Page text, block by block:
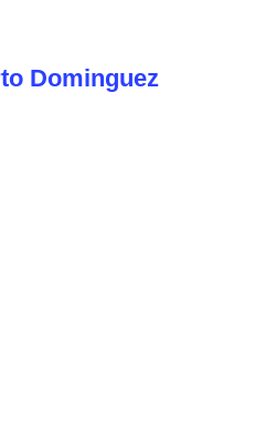
Dominguez